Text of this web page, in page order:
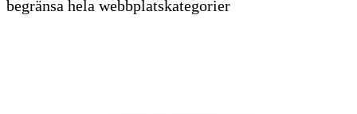
begränsa hela webbplatskategorier